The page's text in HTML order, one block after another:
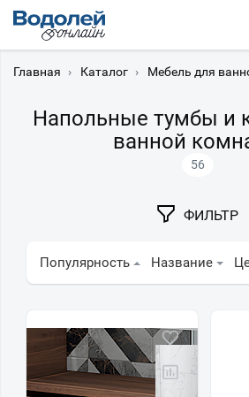
Главная › Каталог › Мебель для
Напольные тумбы и
ванной
56
ФИЛЬТР
Популярность Название